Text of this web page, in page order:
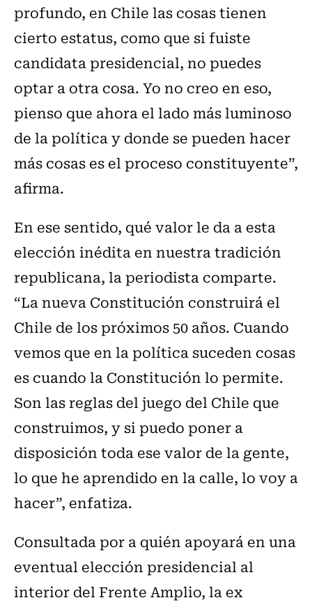
profundo, en Chile las cosas tienen
cierto estatus, como que si fuiste
candidata presidencial, no puedes
optar a otra cosa. Yo no creo en eso,
pienso que ahora el lado más luminoso
de la política y donde se pueden hacer
más cosas es el proceso constituyente”,
afirma.
En ese sentido, qué valor le da a esta
elección inédita en nuestra tradición
republicana, la periodista comparte.
“La nueva Constitución construirá el
Chile de los próximos 50 años. Cuando
vemos que en la política suceden cosas
es cuando la Constitución lo permite.
Son las reglas del juego del Chile que
construimos, y si puedo poner a
disposición toda ese valor de la gente,
lo que he aprendido en la calle, lo voy a
hacer”, enfatiza.
Consultada por a quién apoyará en una
eventual elección presidencial al
interior del Frente Amplio, la ex